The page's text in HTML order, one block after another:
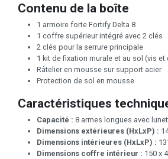
Contenu de la boîte
1 armoire forte Fortify Delta 8
1 coffre supérieur intégré avec 2 clés
2 clés pour la serrure principale
1 kit de fixation murale et au sol (vis et
Râtelier en mousse sur support acier
Protection de sol en mousse
Caractéristiques
Capacité : 8 armes longues avec
Dimensions extérieures (HxLxP) :
Dimensions intérieures (HxLxP) :
Dimensions coffre intérieur : 150 x